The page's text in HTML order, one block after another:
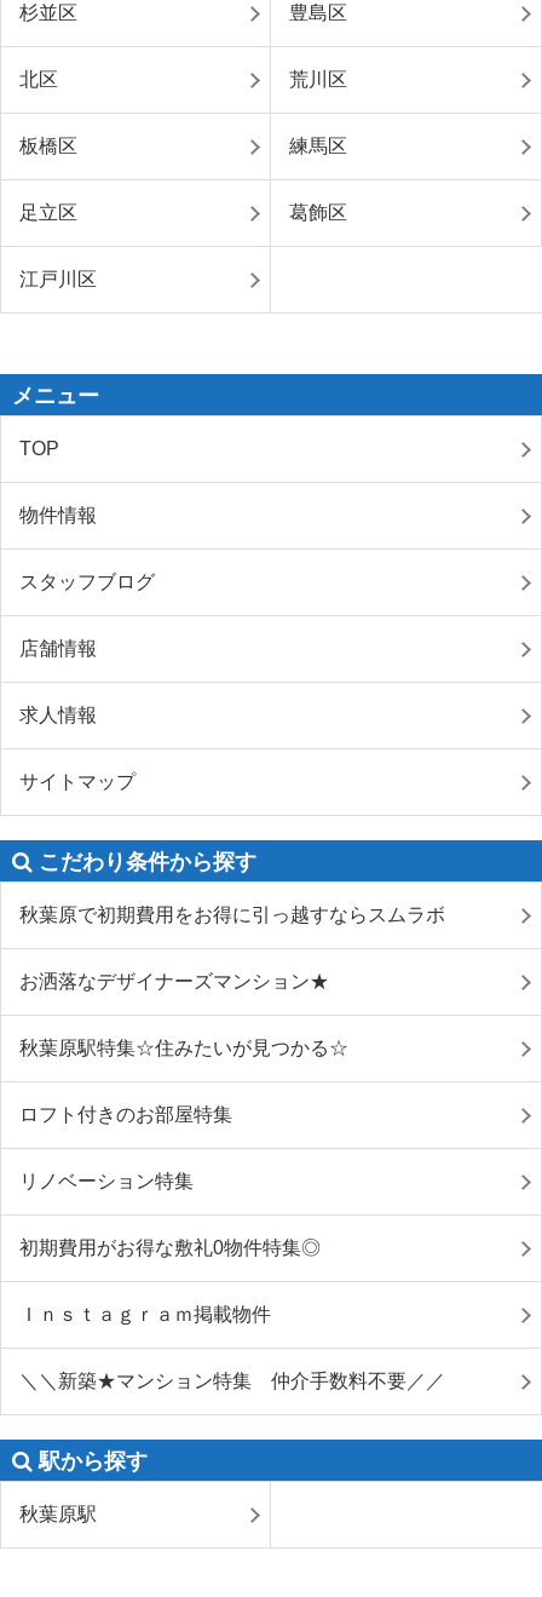
杉並区 豊島区
北区 荒川区
板橋区 練馬区
足立区 葛飾区
江戸川区
メニュー
TOP
物件情報
スタッフブログ
店舗情報
求人情報
サイトマップ
こだわり条件から探す
秋葉原で初期費用をお得に引っ越すならスムラボ
お洒落なデザイナーズマンション★
秋葉原駅特集☆住みたいが見つかる☆
ロフト付きのお部屋特集
リノベーション特集
初期費用がお得な敷礼0物件特集◎
Ｉｎｓｔａｇｒａｍ掲載物件
＼＼新築★マンション特集 仲介手数料不要／／
駅から探す
秋葉原駅